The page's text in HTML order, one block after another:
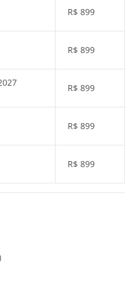
R$ 899
R$ 899
R$ 899
R$ 899
R$ 899